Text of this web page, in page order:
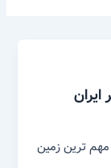
اخیر ایران مهم ترین زمین